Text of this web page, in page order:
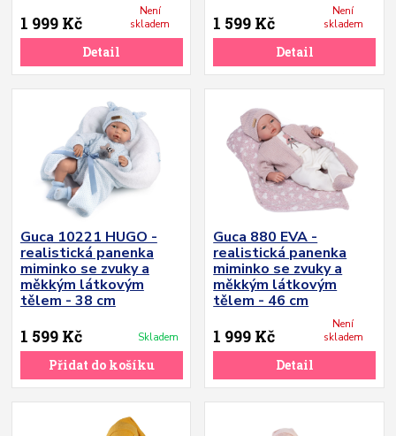
1 999 Kč
Není
skladem
Detail
1 599 Kč
Není
skladem
Detail
Guca 10221 HUGO -
realistická panenka
miminko se zvuky a
měkkým látkovým
tělem - 38 cm
1 599 Kč Skladem
Přidat do košíku
Guca 880 EVA -
realistická panenka
miminko se zvuky a
měkkým látkovým
tělem - 46 cm
1 999 Kč
Není
skladem
Detail